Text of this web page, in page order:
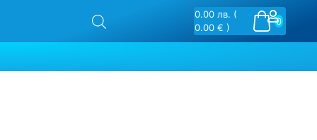
0
0.00 лв. (
0.00 € )